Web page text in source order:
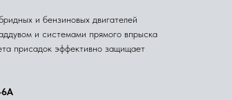
и бензиновых двигателей
и системами прямого впрыска
присадок эффективно защищает
6A